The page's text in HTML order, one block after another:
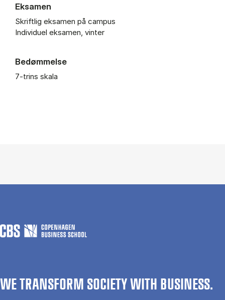
Eksamen
Skriftlig eksamen på campus
Individuel eksamen, vinter
Bedømmelse
7-trins skala
WE TRANSFORM SOCIETY WITH BUSINESS.